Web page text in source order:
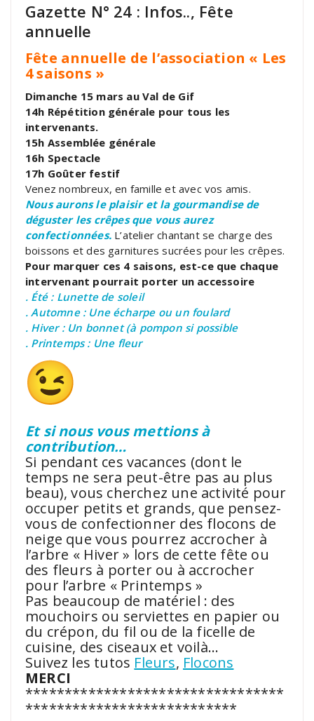
Gazette N° 24 : Infos.., Fête
annuelle
Fête annuelle de l’association « Les
4 saisons »
Dimanche 15 mars au Val de Gif
14h Répétition générale pour tous les
intervenants.
15h Assemblée générale
16h Spectacle
17h Goûter festif
Venez nombreux, en famille et avec vos amis.
Nous aurons le plaisir et la gourmandise de
déguster les crêpes que vous aurez
confectionnées. L’atelier chantant se charge des
boissons et des garnitures sucrées pour les crêpes.
Pour marquer ces 4 saisons, est-ce que chaque
intervenant pourrait porter un accessoire
. Été : Lunette de soleil
. Automne : Une écharpe ou un foulard
. Hiver : Un bonnet (à pompon si possible
. Printemps : Une fleur
Et si nous vous mettions à
contribution…
Si pendant ces vacances (dont le
temps ne sera peut-être pas au plus
beau), vous cherchez une activité pour
occuper petits et grands, que pensez-
vous de confectionner des flocons de
neige que vous pourrez accrocher à
l’arbre « Hiver » lors de cette fête ou
des fleurs à porter ou à accrocher
pour l’arbre « Printemps »
Pas beaucoup de matériel : des
mouchoirs ou serviettes en papier ou
du crépon, du fil ou de la ficelle de
cuisine, des ciseaux et voilà…
Suivez les tutos Fleurs, Flocons
MERCI
*********************************
***************************